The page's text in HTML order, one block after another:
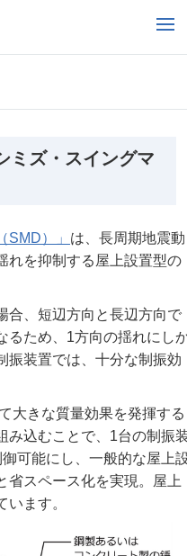
ミズ・スイングマ
）」 は、長周期地震動
れを抑制する屋上設置型の
合、短辺方向と長辺方向で
るため、1方向の揺れにし
振装置では、十分な制振効
大きな質量効果を発揮する
み込むことで、1台の制振
可能にし、一般的な屋上
省スペース化を実現。屋上
ます。